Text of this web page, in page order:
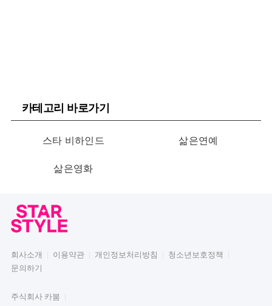
카테고리 바로가기
스타 비하인드 삶은연예
삶은영화
회사소개 이용약관 개인정보처리방침
청소년보호정책
문의하기
주식회사 카붐